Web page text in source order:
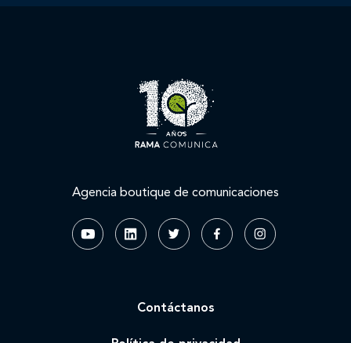
Agencia boutique de comunicaciones
Contáctanos